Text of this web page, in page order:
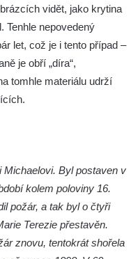
nad
vidět, jako krytina
Tenhle nepovedený
let, což je i tento případ –
je obří „díra“,
tomhle materiálu udrží
Byl postaven v
kolem poloviny 16.
požár, a tak byl o čtyři
Terezie přestavěn.
znovu, tentokrát shořela